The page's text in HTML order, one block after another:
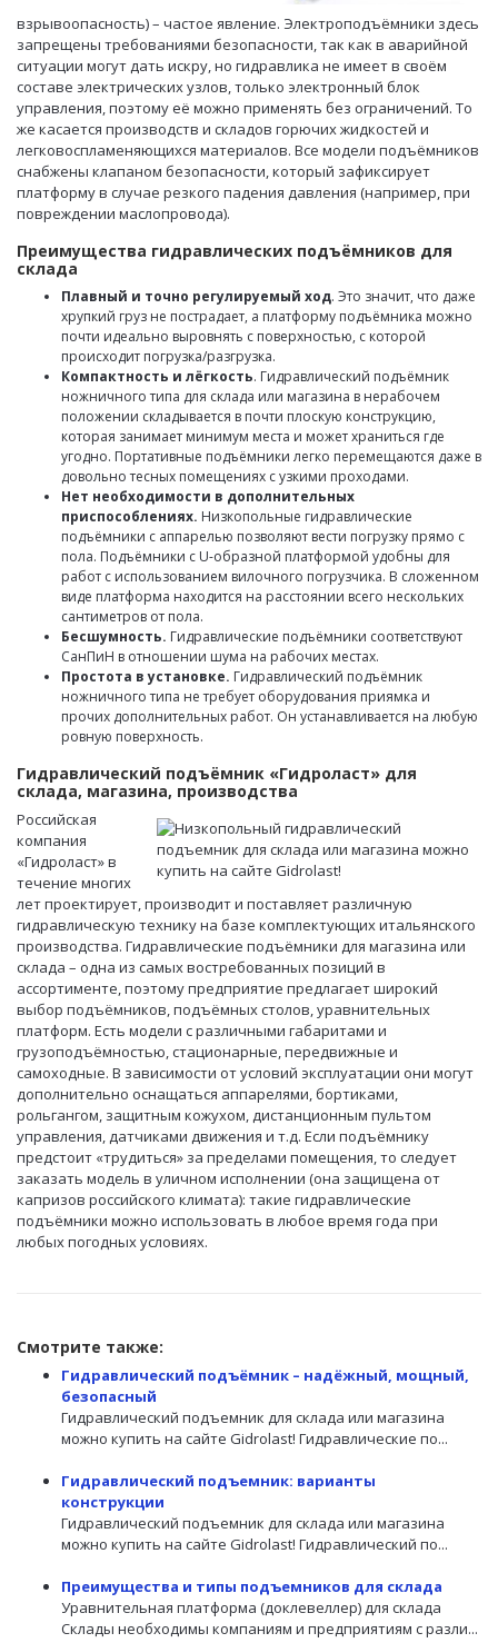
взрывоопасность) – частое явление. Электроподъёмники здесь
запрещены требованиями безопасности, так как в аварийной
ситуации могут дать искру, но гидравлика не имеет в своём
составе электрических узлов, только электронный блок
управления, поэтому её можно применять без ограничений. То
же касается производств и складов горючих жидкостей и
легковоспламеняющихся материалов. Все модели подъёмников
снабжены клапаном безопасности, который зафиксирует
платформу в случае резкого падения давления (например, при
повреждении маслопровода).
Преимущества гидравлических подъёмников для
склада
Плавный и точно регулируемый ход. Это значит, что даже
хрупкий груз не пострадает, а платформу подъёмника можно
почти идеально выровнять с поверхностью, с которой
происходит погрузка/разгрузка.
Компактность и лёгкость. Гидравлический подъёмник
ножничного типа для склада или магазина в нерабочем
положении складывается в почти плоскую конструкцию,
которая занимает минимум места и может храниться где
угодно. Портативные подъёмники легко перемещаются даже в
довольно тесных помещениях с узкими проходами.
Нет необходимости в дополнительных
приспособлениях. Низкопольные гидравлические
подъёмники с аппарелью позволяют вести погрузку прямо с
пола. Подъёмники с U-образной платформой удобны для
работ с использованием вилочного погрузчика. В сложенном
виде платформа находится на расстоянии всего нескольких
сантиметров от пола.
Бесшумность. Гидравлические подъёмники соответствуют
СанПиН в отношении шума на рабочих местах.
Простота в установке. Гидравлический подъёмник
ножничного типа не требует оборудования приямка и
прочих дополнительных работ. Он устанавливается на любую
ровную поверхность.
Гидравлический подъёмник «Гидроласт» для
склада, магазина, производства
Российская
компания
«Гидроласт» в
течение многих
лет проектирует, производит и поставляет различную
гидравлическую технику на базе комплектующих итальянского
производства. Гидравлические подъёмники для магазина или
склада – одна из самых востребованных позиций в
ассортименте, поэтому предприятие предлагает широкий
выбор подъёмников, подъёмных столов, уравнительных
платформ. Есть модели с различными габаритами и
грузоподъёмностью, стационарные, передвижные и
самоходные. В зависимости от условий эксплуатации они могут
дополнительно оснащаться аппарелями, бортиками,
рольгангом, защитным кожухом, дистанционным пультом
управления, датчиками движения и т.д. Если подъёмнику
предстоит «трудиться» за пределами помещения, то следует
заказать модель в уличном исполнении (она защищена от
капризов российского климата): такие гидравлические
подъёмники можно использовать в любое время года при
любых погодных условиях.
Смотрите также:
Гидравлический подъёмник – надёжный, мощный,
безопасный
Гидравлический подъемник для склада или магазина
можно купить на сайте Gidrolast! Гидравлические по...
Гидравлический подъемник: варианты
конструкции
Гидравлический подъемник для склада или магазина
можно купить на сайте Gidrolast! Гидравлический по...
Преимущества и типы подъемников для склада
Уравнительная платформа (доклевеллер) для склада
Склады необходимы компаниям и предприятиям с разли...